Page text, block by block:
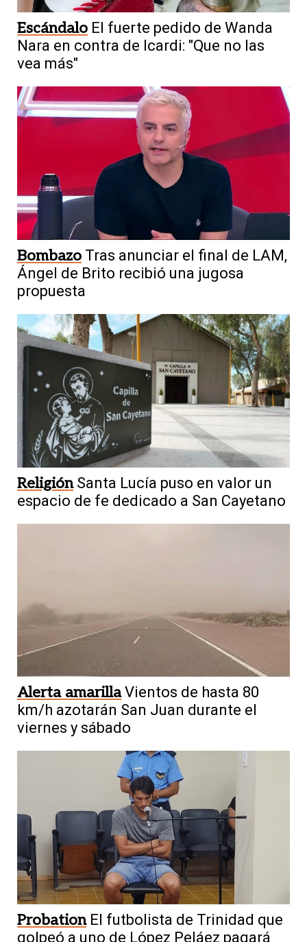
Escándalo El fuerte pedido de Wanda
Nara en contra de Icardi: "Que no las
vea más"
Bombazo Tras anunciar el final de LAM,
Ángel de Brito recibió una jugosa
propuesta
Religión Santa Lucía puso en valor un
espacio de fe dedicado a San Cayetano
Alerta amarilla Vientos de hasta 80
km/h azotarán San Juan durante el
viernes y sábado
Probation El futbolista de Trinidad que
golpeó a uno de López Peláez pagará